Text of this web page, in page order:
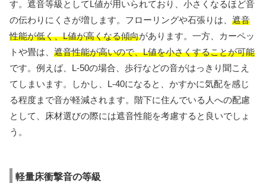
す。遮音等級としてL値が用いられており、小さくなるほど音
の伝わりにくさが増します。フローリングや石張りは、 遮音
性能が低く、L値が高くなる傾向があります。一方、カーペッ
トや畳は、 遮音性能が高いので、L値を小さくすることが可能
です。例えば、L-50の場合、歩行などの音がはっきり聞こえ
てしまいます。しかし、L-40になると、かすかに気配を感じ
る程度まで音が軽減されます。階下に住んでいる人への配慮
として、床材選びの際には遮音性能を考慮すると良いでしょ
う。
軽量床衝撃音の等級